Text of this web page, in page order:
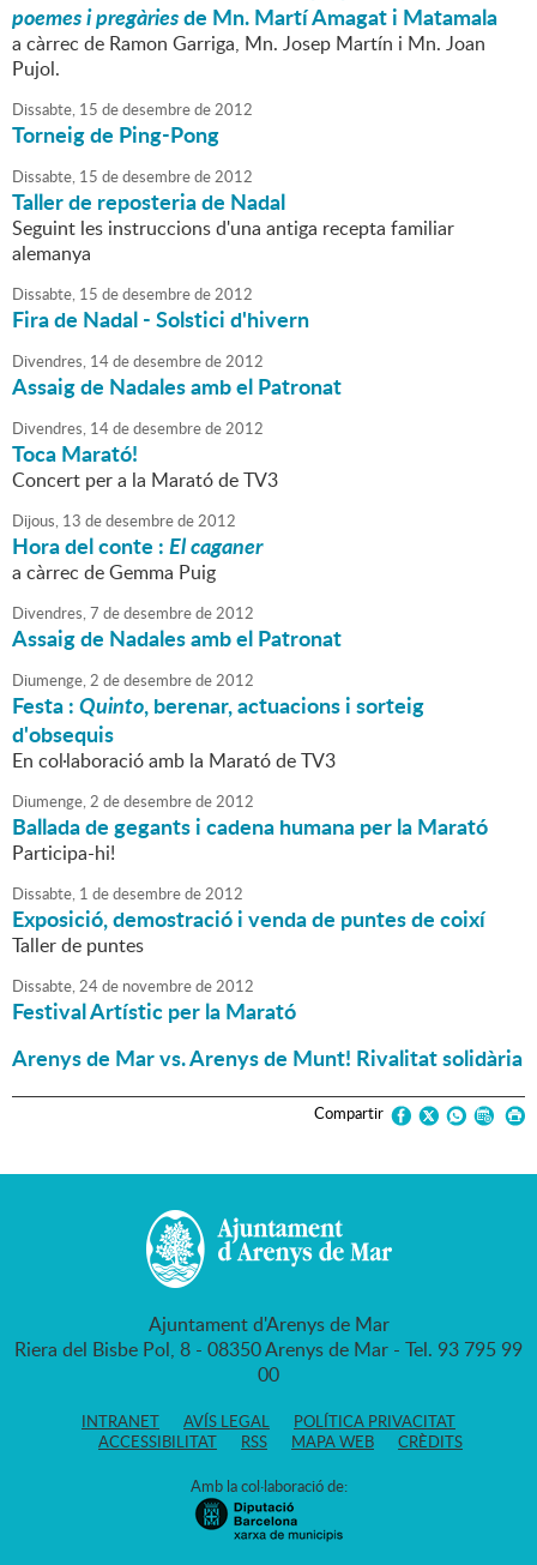
poemes i pregàriesde Mn. Martí Amagat i Matamala
a càrrec de Ramon Garriga, Mn. Josep Martín i Mn. Joan
Pujol.
Dissabte, 15 dedesembrede2012
Torneig de Ping-Pong
Dissabte, 15 dedesembrede2012
Taller de reposteria de Nadal
Seguint les instruccions d'una antiga recepta familiar
alemanya
Dissabte, 15 dedesembrede2012
Fira de Nadal - Solstici d'hivern
Divendres, 14dedesembrede2012
Assaig de Nadales amb el Patronat
Divendres, 14dedesembrede2012
Toca Marató!
Concert per a la Marató de TV3
Dijous, 13 dedesembrede2012
Hora del conte :El caganer
a càrrec de Gemma Puig
Divendres,7 dedesembrede2012
Assaig de Nadales amb el Patronat
Diumenge,2 dedesembrede2012
Festa :Quinto, berenar, actuacions i sorteig
d'obsequis
En col·laboració amb la Marató de TV3
Diumenge,2 dedesembrede2012
Ballada de gegants i cadena humana per la Marató
Participa-hi!
Dissabte, 1 dedesembrede2012
Exposició, demostració i venda de puntes de coixí
Taller de puntes
Dissabte,24de novembrede2012
Festival Artístic per la Marató
Arenys de Mar vs. Arenys de Munt! Rivalitat solidària
Compartir
Ajuntament d'Arenys de Mar
Riera del Bisbe Pol, 8 - 08350 Arenys de Mar - Tel. 93 795 99
00
INTRANET AVÍS LEGAL
POLÍTICA PRIVACITAT
ACCESSIBILITAT
RSS MAPA WEB CRÈDITS
Amb la col·laboració de: